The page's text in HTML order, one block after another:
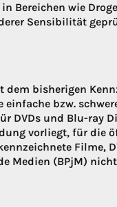
Bereichen wie
Sensibilität
dem bisherigen
bzw.
DVDs und Blu-ray
vorliegt, für
Filme,
Medien (BPjM)